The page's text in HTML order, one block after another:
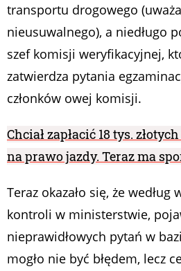
transportu drogowego
nieusuwalnego), a niedługo
szef komisji weryfikacyjnej,
zatwierdza pytania
członków owej komisji.
Chciał zapłacić 18 tys.
na prawo jazdy. Teraz ma
Teraz okazało się, że
kontroli w ministerstwie,
nieprawidłowych pytań w
mogło nie być błędem, lecz